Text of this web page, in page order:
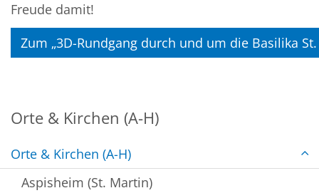
Freude damit!
Zum „3D-Rundgang durch und um die Basilika
Orte & Kirchen (A-H)
Orte & Kirchen (A-H)
Aspisheim (St. Martin)